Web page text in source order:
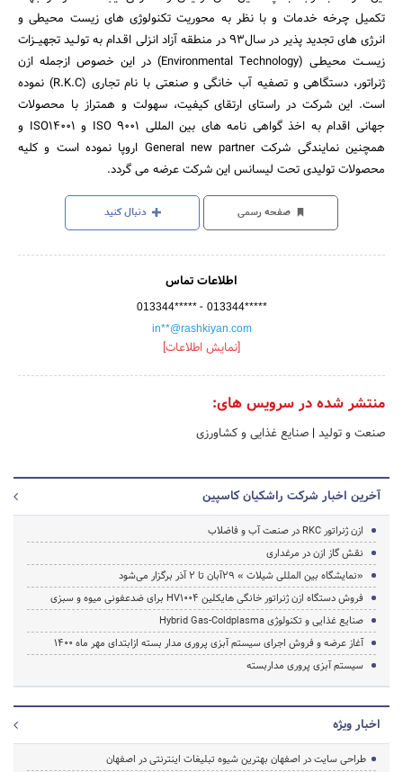
تکمیل چرخه خدمات و با نظر به محوریت تکنولوژی های زیست محیطی و
انرژی های تجدید پذیر در سال93 در منطقه آزاد انزلی اقـدام به تولـید تجهیــزات
زیســت محیطـی (Environmental Technology) در این خصوص ازجمله ازن
ژنراتور، دستگاهی و تصفیه آب خانگی و صنعتی با نام تجاری (R.K.C) نموده
است. این شرکت در راستای ارتقای کیفیت، سهولت و همتراز با محصولات
جهانی اقدام به اخذ گواهی نامه های بین المللی ISO 9001 و ISO14001 و
همچنین نمایندگی شرکت General new partner اروپا نموده است و کلیه
محصولات تولیدی تحت لیسانس این شرکت عرضه می گردد.
صفحه رسمی دنبال کنید
اطلاعات تماس
013344***** - 013344*****
in**@rashkiyan.com
[نمایش اطلاعات]
منتشر شده در سرویس های:
صنعت و تولید | صنایع غذایی و کشاورزی
آخرین اخبار شرکت راشکیان کاسپین
ازن ژنراتور RKC در صنعت آب و فاضلاب
نقش گاز ازن در مرغداری
«نمایشگاه بین المللی شیلات » 29آبان تا 2 آذر برگزار می‌شود
فروش دستگاه ازن ژنراتور خانگی هایکلین HV1004 برای ضدعفونی میوه و سبزی
صنایع غذایی و تکنولوژی Hybrid Gas-Coldplasma
آغاز عرضه و فروش اجرای سیستم آبزی پروری مدار بسته ازابتدای مهر ماه 1400
سیستم آبزی پروری مداربسته
اخبار ویژه
طراحی سایت در اصفهان بهترین شیوه تبلیغات اینترنتی در اصفهان